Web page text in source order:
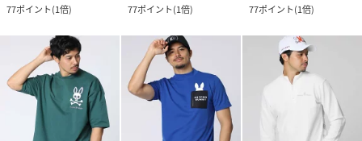
77ポイント(1倍)
77ポイント(1倍)
77ポイント(1倍)